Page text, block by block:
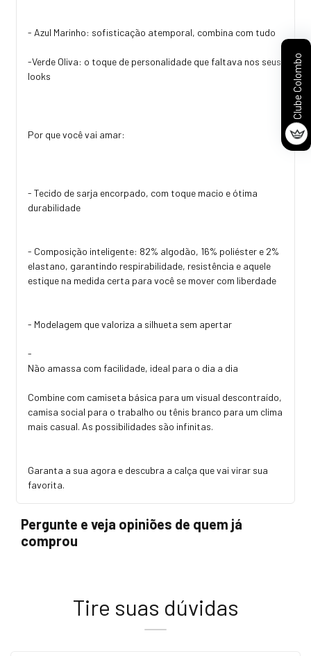
- Azul Marinho: sofisticação atemporal, combina com tudo
-Verde Oliva: o toque de personalidade que faltava nos seus
looks
Por que você vai amar:
- Tecido de sarja encorpado, com toque macio e ótima
durabilidade
- Composição inteligente: 82% algodão, 16% poliéster e 2%
elastano, garantindo respirabilidade, resistência e aquele
estique na medida certa para você se mover com liberdade
- Modelagem que valoriza a silhueta sem apertar
-
Não amassa com facilidade, ideal para o dia a dia
Combine com camiseta básica para um visual descontraído,
camisa social para o trabalho ou tênis branco para um clima
mais casual. As possibilidades são infinitas.
Garanta a sua agora e descubra a calça que vai virar sua
favorita.
Pergunte e veja opiniões de quem já
comprou
Tire suas dúvidas
Clube Colombo